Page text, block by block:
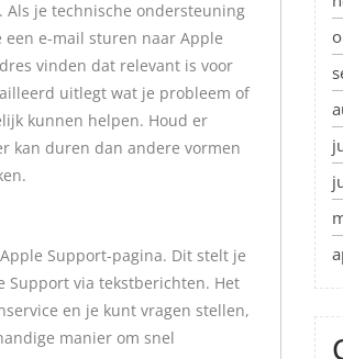
Als je technische ondersteuning
e-mail sturen naar Apple
vinden dat relevant is voor
uitlegt wat je probleem of
kunnen helpen. Houd er
kan duren dan andere vormen
Support-pagina. Dit stelt je
Support via tekstberichten. Het
en je kunt vragen stellen,
manier om snel